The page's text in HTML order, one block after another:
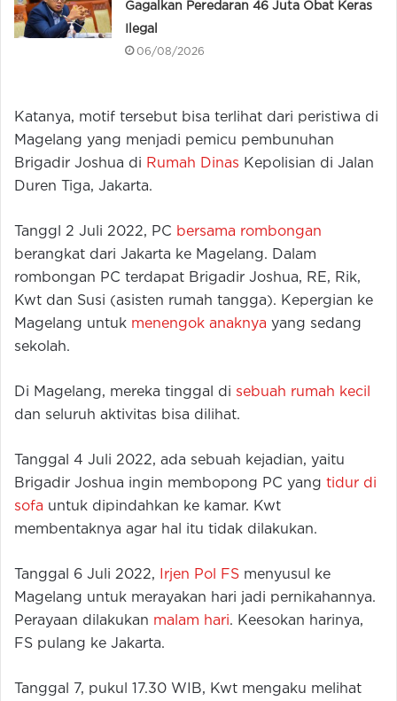
Gagalkan Peredaran 46 Juta Obat Keras
Ilegal
06/08/2026
Katanya, motif tersebut bisa terlihat dari peristiwa di
Magelang yang menjadi pemicu pembunuhan
Brigadir Joshua di Rumah Dinas Kepolisian di Jalan
Duren Tiga, Jakarta.
Tanggl 2 Juli 2022, PC bersama rombongan
berangkat dari Jakarta ke Magelang. Dalam
rombongan PC terdapat Brigadir Joshua, RE, Rik,
Kwt dan Susi (asisten rumah tangga). Kepergian ke
Magelang untuk menengok anaknya yang sedang
sekolah.
Di Magelang, mereka tinggal di sebuah rumah kecil
dan seluruh aktivitas bisa dilihat.
Tanggal 4 Juli 2022, ada sebuah kejadian, yaitu
Brigadir Joshua ingin membopong PC yang tidur di
sofa untuk dipindahkan ke kamar. Kwt
membentaknya agar hal itu tidak dilakukan.
Tanggal 6 Juli 2022, Irjen Pol FS menyusul ke
Magelang untuk merayakan hari jadi pernikahannya.
Perayaan dilakukan malam hari. Keesokan harinya,
FS pulang ke Jakarta.
Tanggal 7, pukul 17.30 WIB, Kwt mengaku melihat